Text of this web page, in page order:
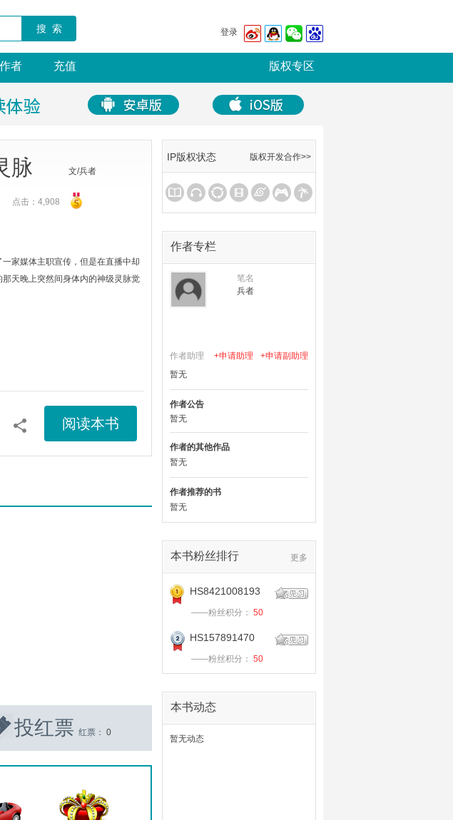
搜 索 登录
者 充值 版权专区
脉 文/兵者
点击：4,908
家媒体主职宣传，但是在直播中却
天晚上突然间身体内的神级灵脉觉
阅读本书
投红票 红票： 0
IP版权状态 版权开发合作>>
作者专栏
笔名
兵者
作者助理 +申请副助理
+申请助理
暂无
作者公告
暂无
作者的其他作品
暂无
作者推荐的书
暂无
本书粉丝排行 更多
HS8421008193
——粉丝积分： 50
HS157891470
——粉丝积分： 50
本书动态
暂无动态